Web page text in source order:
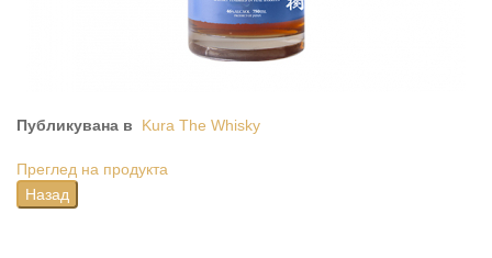
Публикувана в Kura The Whisky
Преглед на продукта